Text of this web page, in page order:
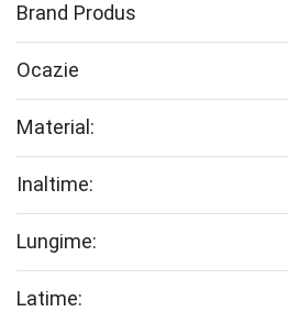
Brand Produs
Ocazie
Material:
Inaltime:
Lungime:
Latime: